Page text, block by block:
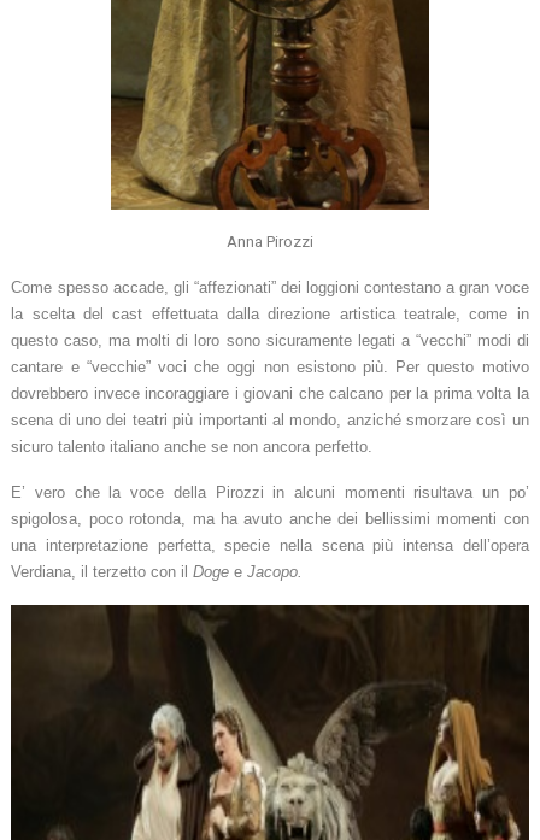
Anna Pirozzi
Come spesso accade, gli “affezionati” dei loggioni contestano a gran voce
la scelta del cast effettuata dalla direzione artistica teatrale, come in
questo caso, ma molti di loro sono sicuramente legati a “vecchi” modi di
cantare e “vecchie” voci che oggi non esistono più. Per questo motivo
dovrebbero invece incoraggiare i giovani che calcano per la prima volta la
scena di uno dei teatri più importanti al mondo, anziché smorzare così un
sicuro talento italiano anche se non ancora perfetto.
E’ vero che la voce della Pirozzi in alcuni momenti risultava un po’
spigolosa, poco rotonda, ma ha avuto anche dei bellissimi momenti con
una interpretazione perfetta, specie nella scena più intensa dell’opera
Verdiana, il terzetto con ilDoge eJacopo.